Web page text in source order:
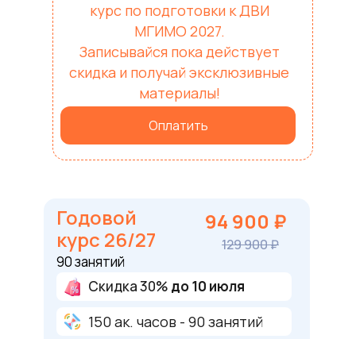
курс по подготовки к ДВИ
МГИМО 2027.
Записывайся пока действует
скидка и получай эксклюзивные
материалы!
Оплатить
Годовой
курс 26/27
129 900 ₽
94 900 ₽
Скидка 30% до 10 июля
150 ак. часов - 90 занятий
90 занятий